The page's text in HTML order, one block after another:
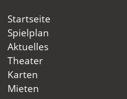
Startseite
Spielplan
Aktuelles
Theater
Karten
Mieten